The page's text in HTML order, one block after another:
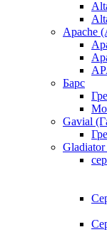
Apache
Барс
Gavial
Gladiator